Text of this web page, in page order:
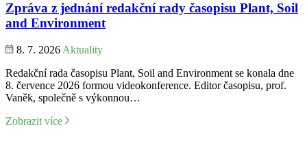
Zpráva z jednání redakční rady časopisu Plant, Soil
and Environment
8. 7. 2026 Aktuality
Redakční rada časopisu Plant, Soil and Environment se konala dne
8. července 2026 formou videokonference. Editor časopisu, prof.
Vaněk, společně s výkonnou…
Zobrazit více